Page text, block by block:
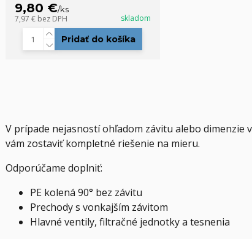
9,80 €/ks
7,97 € bez DPH skladom
Pridať do košíka
V prípade nejasností ohľadom závitu alebo dimenzie
vám zostaviť kompletné riešenie na mieru.
Odporúčame doplniť:
PE kolená 90° bez závitu
Prechody s vonkajším závitom
Hlavné ventily, filtračné jednotky a tesnenia